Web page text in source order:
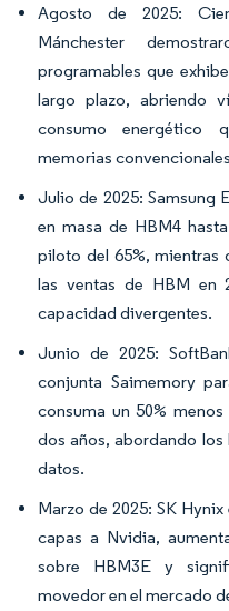
Agosto de 2025:
Mánchester
programables que
largo plazo, abriendo
consumo energético
memorias
Julio de 2025: Samsung
en masa de HBM4
piloto del 65%, mientras
las ventas de HBM en
capacidad divergentes.
Junio de 2025:
conjunta Saimemory
consuma un 50%
dos años, abordando
datos.
Marzo de 2025: SK
capas a Nvidia,
sobre HBM3E y
movedor en el mercado